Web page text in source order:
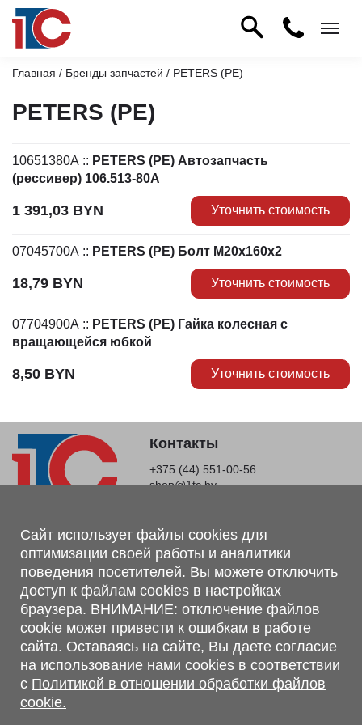
Главная / Бренды запчастей / PETERS (PE)
PETERS (PE)
10651380A :: PETERS (PE) Автозапчасть
(рессивер) 106.513-80A
1 391,03 BYN Уточнить стоимость
07045700A :: PETERS (PE) Болт М20х160х2
18,79 BYN Уточнить стоимость
07704900A :: PETERS (PE) Гайка колесная с
вращающейся юбкой
8,50 BYN Уточнить стоимость
Контакты
+375 (44) 551-00-56
shop@1tc.by
Магазин, склад
г. Минск, Минский р-н, п. Привольный, ул. Мира, 20А,
223062
г. Брест, ул. Лейтенанта Рябцева, 108 В, 224701
Обращаем Ваше внимание, что вся предоставленная на сайте
информация, касающаяся комплектаций, технических
характеристик, цветовых сочетаний, а также стоимости и
сервисного обслуживания носит информационный характер и
не является публичной офертой, определяемой п.2 ст.407
Гражданского кодекса Республики Беларусь.
Сайт использует файлы cookies для
оптимизации своей работы и аналитики
поведения посетителей. Вы можете отключить
доступ к файлам cookies в настройках
браузера. ВНИМАНИЕ: отключение файлов
cookie может привести к ошибкам в работе
сайта. Оставаясь на сайте, Вы даете согласие
на использование нами cookies в соответствии
с Политикой в отношении обработки файлов
cookie.